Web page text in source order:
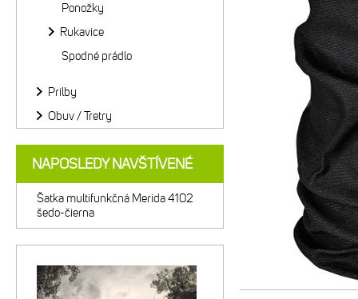
Ponožky
Rukavice
Spodné prádlo
Prilby
Obuv / Tretry
NAPOSLEDY NAVŠTÍVENÉ
Šatka multifunkčná Merida 4102
šedo-čierna